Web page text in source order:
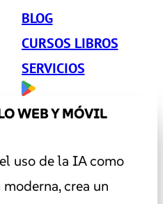
BLOG
CURSOS LIBROS
SERVICIOS
WEB Y MÓVIL
uso de la IA como
, crea un